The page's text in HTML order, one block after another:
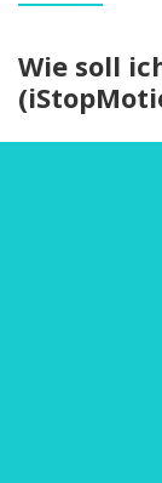
Wie soll